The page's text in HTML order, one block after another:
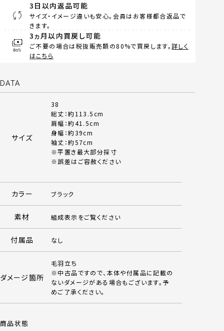
3日以内返品可能
サイズ・イメージ違いも安心。会員はお客様都合返品で
きます。
3ヵ月以内買戻し可能
ご不要の場合は税抜販売額の80%で買戻します。詳しく
はこちら
DATA
サイズ
38
総丈：約113.5cm
肩幅：約41.5cm
身幅：約39cm
袖丈：約57cm
※平置き最大部分採寸
※誤差はご容赦ください
カラー ブラック
素材 組成表示をご覧ください
付属品 なし
ダメージ箇所
毛羽立ち
※中古品ですので、本体や付属品に記載の
ないダメージがある場合もございます。予
めご了承ください。
商品状態